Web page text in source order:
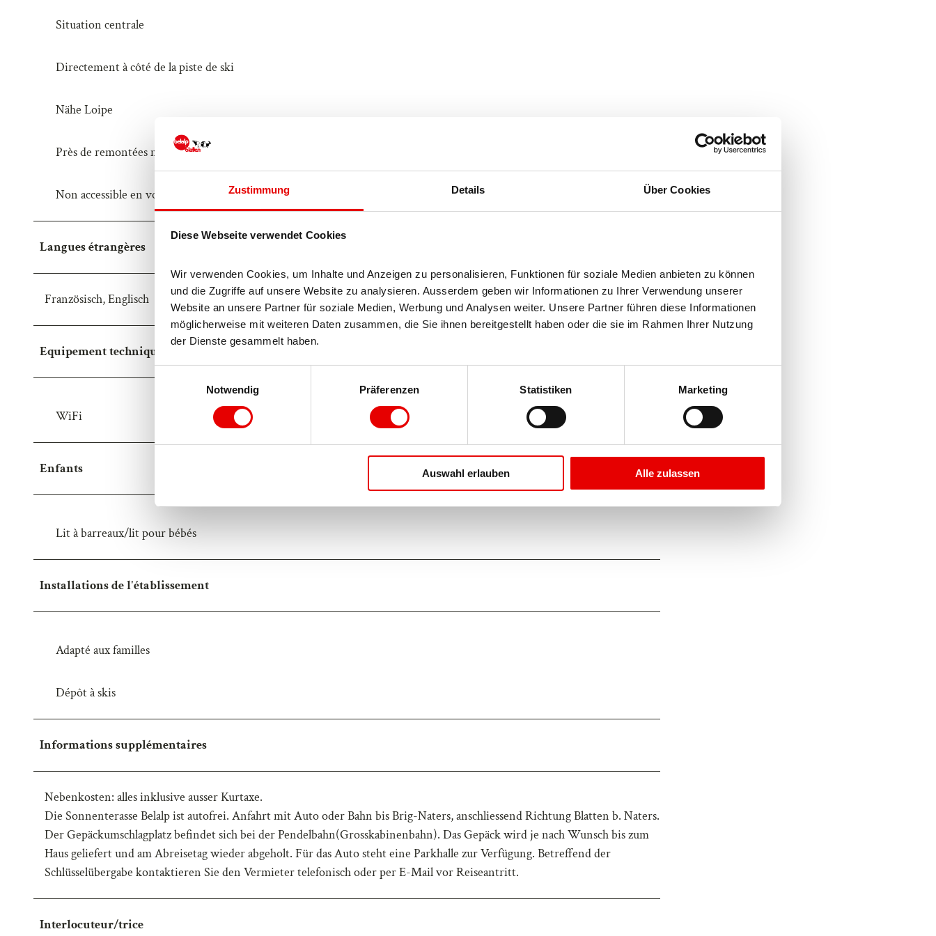
Zustimmung Details Über Cookies
Diese Webseite verwendet Cookies
Wir verwenden Cookies, um Inhalte und Anzeigen zu personalisieren, Funktionen für soziale Medien anbieten zu können
und die Zugriffe auf unsere Website zu analysieren. Ausserdem geben wir Informationen zu Ihrer Verwendung unserer
Website an unsere Partner für soziale Medien, Werbung und Analysen weiter. Unsere Partner führen diese Informationen
möglicherweise mit weiteren Daten zusammen, die Sie ihnen bereitgestellt haben oder die sie im Rahmen Ihrer Nutzung
der Dienste gesammelt haben.
i
g
n
g
a
Notwendig Präferenzen Statistiken Marketing
Auswahl erlauben Alle zulassen
Situation centrale
Directement à côté de la piste de ski
Nähe Loipe
Près de remontées mécaniques
Non accessible en voiture
Langues étrangères
Französisch, Englisch
Equipement technique
WiFi
Enfants
Lit à barreaux/lit pour bébés
Installations de l'établissement
Adapté aux familles
Dépôt à skis
Informations supplémentaires
Nebenkosten: alles inklusive ausser Kurtaxe.
Die Sonnenterasse Belalp ist autofrei. Anfahrt mit Auto oder Bahn bis Brig-Naters, anschliessend Richtung Blatten b. Naters.
Der Gepäckumschlagplatz befindet sich bei der Pendelbahn(Grosskabinenbahn). Das Gepäck wird je nach Wunsch bis zum
Haus geliefert und am Abreisetag wieder abgeholt. Für das Auto steht eine Parkhalle zur Verfügung. Betreffend der
Schlüsselübergabe kontaktieren Sie den Vermieter telefonisch oder per E-Mail vor Reiseantritt.
Interlocuteur/trice